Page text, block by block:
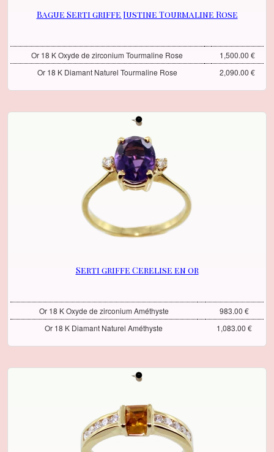
Bague Serti griffe Justine Tourmaline Rose
Or 18 K Oxyde de zirconium Tourmaline Rose
1,500.00 €
Or 18 K Diamant Naturel Tourmaline Rose
2,090.00 €
Serti griffe Cerelise en or
Or 18 K Oxyde de zirconium Améthyste
983.00 €
Or 18 K Diamant Naturel Améthyste
1,083.00 €